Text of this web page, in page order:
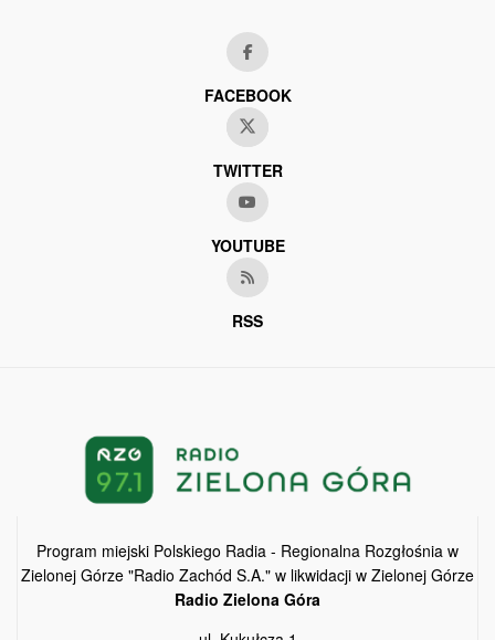
FACEBOOK
TWITTER
YOUTUBE
RSS
Program miejski Polskiego Radia - Regionalna Rozgłośnia w
Zielonej Górze "Radio Zachód S.A." w likwidacji w Zielonej Górze
Radio Zielona Góra